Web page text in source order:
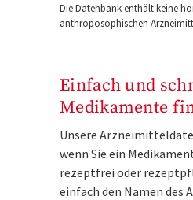
Die Datenbank enthält keine
anthroposophischen
Einfach und
Medikamente
Unsere
wenn Sie ein
rezeptfrei oder
einfach den Namen des